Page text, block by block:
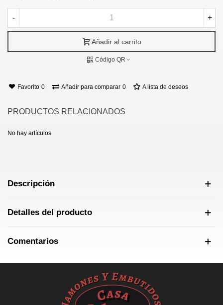
- +
Añadir al carrito
Código QR
Favorito 0 Añadir para comparar 0 A lista de deseos
PRODUCTOS RELACIONADOS
No hay artículos
Descripción
Detalles del producto
Comentarios